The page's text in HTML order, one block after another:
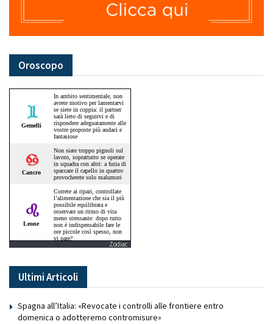
Oroscopo
Zodiac
Ultimi Articoli
Spagna all’Italia: «Revocate i controlli alle frontiere entro
domenica o adotteremo contromisure»